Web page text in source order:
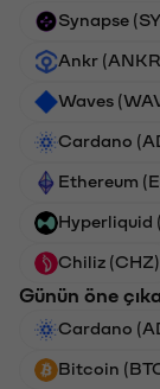
Synapse
Ankr
Waves
Cardano
Ethereum
Hyperliquid
Chiliz (CHZ)
Günün öne
Cardano
Bitcoin